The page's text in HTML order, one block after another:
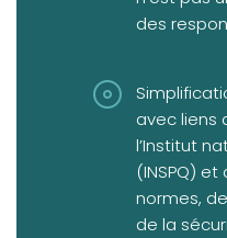
des
avec liens
l’Institut
(INSPQ)
normes,
de la